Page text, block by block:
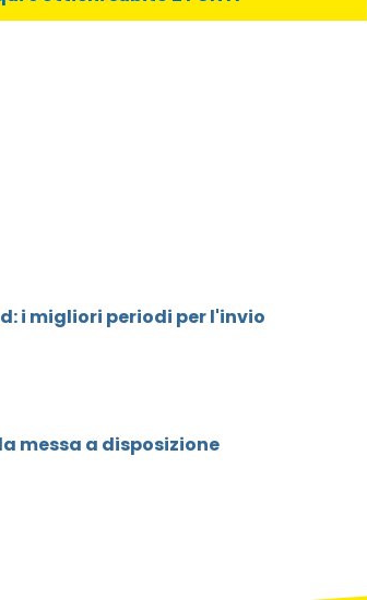
i migliori periodi per l'invio
messa a disposizione